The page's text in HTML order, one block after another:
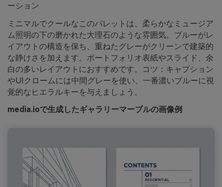
ーション
ミニマルでクールなこのパレットは、柔らかなミュージア
ム照明の下の磨かれた大理石のような雰囲気。ブルーがレ
イアウトの構造を保ち、重ねたグレーがクリーンで建築的
な静けさを加えます。ポートフォリオ表紙やスライド、余
白の多いレイアウトにおすすめです。コツ：キャプション
やUIクロームには中間グレーを使い、一番濃いブルーに視
覚的なヒエラルキーを与えましょう。
media.ioで生成したギャラリーマーブルの画像例